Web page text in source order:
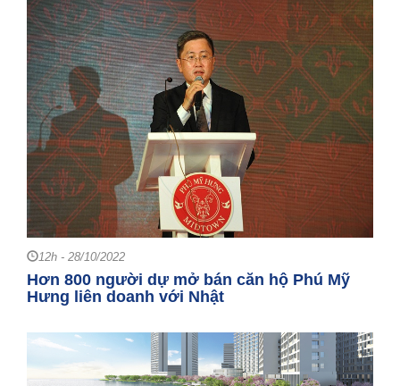
12h - 28/10/2022
Hơn 800 người dự mở bán căn hộ Phú Mỹ
Hưng liên doanh với Nhật